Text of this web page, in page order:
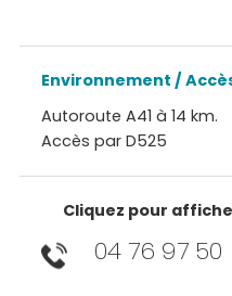
Environnement /
Autoroute A41 à 14 km.
Accès par D525
Cliquez pour
04 76 97 50